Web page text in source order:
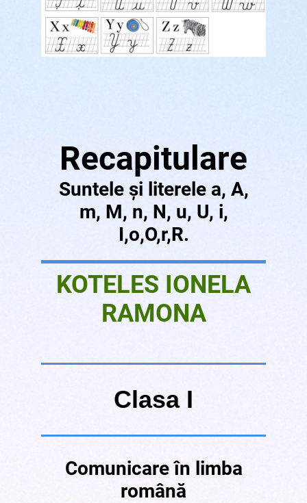
Recapitulare
Suntele și literele a, A,
m, M, n, N, u, U, i,
I,o,O,r,R.
KOTELES IONELA
RAMONA
Clasa I
Comunicare în limba
română